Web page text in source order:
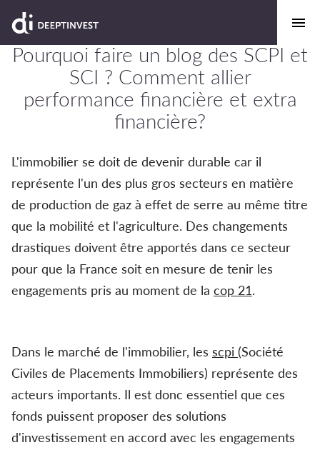
Pourquoi faire un blog des SCPI et
SCI ? Comment allier
performance financière et extra
financière?
L'immobilier se doit de devenir durable car il
représente l'un des plus gros secteurs en matière
de production de gaz à effet de serre au même titre
que la mobilité et l'agriculture. Des changements
drastiques doivent être apportés dans ce secteur
pour que la France soit en mesure de tenir les
engagements pris au moment de la cop 21.
Dans le marché de l'immobilier, les scpi (Société
Civiles de Placements Immobiliers) représente des
acteurs importants. Il est donc essentiel que ces
fonds puissent proposer des solutions
d'investissement en accord avec les engagements